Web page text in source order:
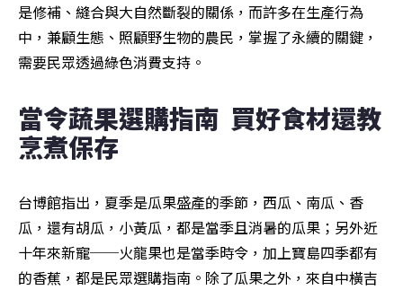
是修補、縫合與大自然斷裂的關係，而許多在生產行為
中，兼顧生態、照顧野生物的農民，掌握了永續的關鍵，
需要民眾透過綠色消費支持。
當令蔬果選購指南  買好食材還教
烹煮保存
台博館指出，夏季是瓜果盛產的季節，西瓜、南瓜、香
瓜，還有胡瓜，小黃瓜，都是當季且消暑的瓜果；另外近
十年來新寵──火龍果也是當季時令，加上寶島四季都有
的香蕉，都是民眾選購指南。除了瓜果之外，來自中橫吉